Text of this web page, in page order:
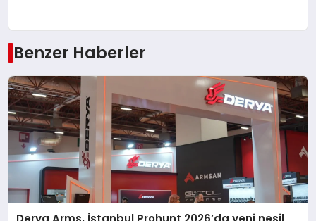
Benzer Haberler